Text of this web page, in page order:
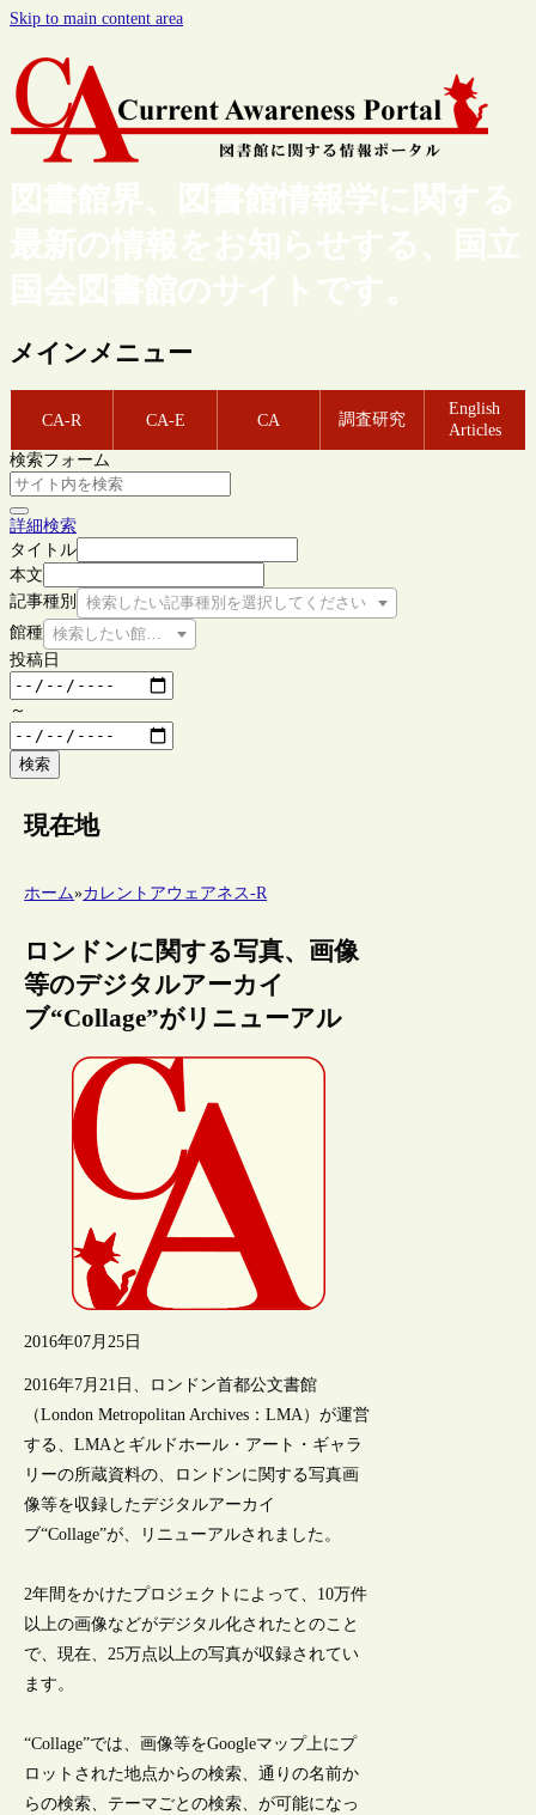
Skip to main content area
図書館界、図書館情報学に関する
最新の情報をお知らせする、国立
国会図書館のサイトです。
メインメニュー
CA-R CA-E CA 調査研究
English
Articles
検索フォーム
詳細検索
タイトル
本文
記事種別
検索したい記事種別を選択してください
館種 検索したい館種を選択してください
投稿日
～
検索
現在地
ホーム»カレントアウェアネス-R
ロンドンに関する写真、画像
等のデジタルアーカイ
ブ“Collage”がリニューアル
2016年07月25日
2016年7月21日、ロンドン首都公文書館
（London Metropolitan Archives：LMA）が運営
する、LMAとギルドホール・アート・ギャラ
リーの所蔵資料の、ロンドンに関する写真画
像等を収録したデジタルアーカイ
ブ“Collage”が、リニューアルされました。
2年間をかけたプロジェクトによって、10万件
以上の画像などがデジタル化されたとのこと
で、現在、25万点以上の写真が収録されてい
ます。
“Collage”では、画像等をGoogleマップ上にプ
ロットされた地点からの検索、通りの名前か
らの検索、テーマごとの検索、が可能になっ